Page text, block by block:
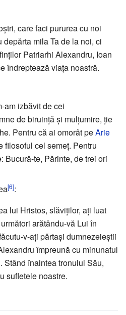
care faci pururea cu noi
mila Ta de la noi, ci
Patriarhi Alexandru, Ioan
îndreptează viața noastră.
am izbăvit de cei
de biruință și mulțumire, ție
Pentru că ai omorât peArie
filosoful cel semeț. Pentru
Bucură-te, Părinte, de trei ori
[6]:
lui Hristos, slăviților, ați luat
arătându-vă Lui în
v-ați părtași dumnezeieștii
împreună cu minunatul
Stând înaintea tronului Său,
sufletele noastre.